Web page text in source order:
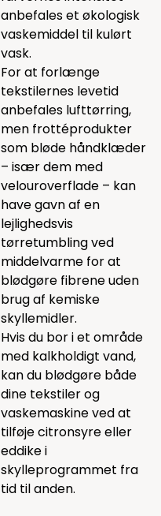
anbefales et økologisk
vaskemiddel til kulørt
vask.
For at forlænge
tekstilernes levetid
anbefales lufttørring,
men frottéprodukter
som bløde håndklæder
– især dem med
velouroverflade – kan
have gavn af en
lejlighedsvis
tørretumbling ved
middelvarme for at
blødgøre fibrene uden
brug af kemiske
skyllemidler.
Hvis du bor i et område
med kalkholdigt vand,
kan du blødgøre både
dine tekstiler og
vaskemaskine ved at
tilføje citronsyre eller
eddike i
skylleprogrammet fra
tid til anden.